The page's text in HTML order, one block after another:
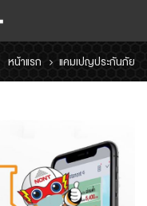
หน้าแรก แคมเปญประกันภัย